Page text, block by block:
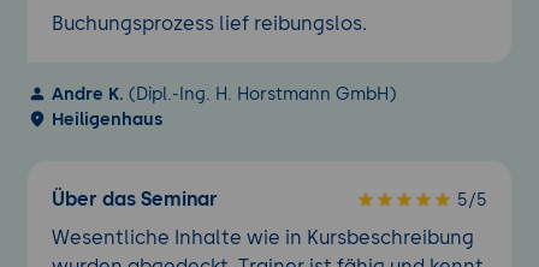
Buchungsprozess lief reibungslos.
Andre K. (Dipl.-Ing. H. Horstmann GmbH)
Heiligenhaus
Über das Seminar 5/5
Wesentliche Inhalte wie in Kursbeschreibung